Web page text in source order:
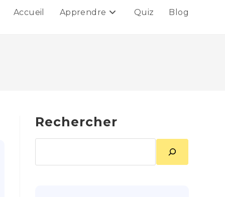
Accueil Apprendre Quiz Blog
Rechercher